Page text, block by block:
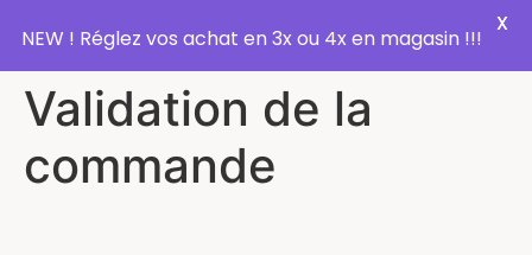
Validation de la
commande
NEW ! Réglez vos achat en 3x ou 4x en magasin !!!
X